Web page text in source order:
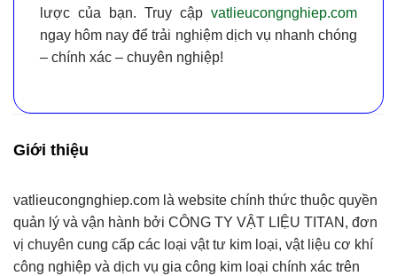
lược của bạn. Truy cập vatlieucongnghiep.com
ngay hôm nay để trải nghiệm dịch vụ nhanh chóng
– chính xác – chuyên nghiệp!
Giới thiệu
vatlieucongnghiep.com là website chính thức thuộc quyền
quản lý và vận hành bởi CÔNG TY VẬT LIỆU TITAN , đơn
vị chuyên cung cấp các loại vật tư kim loại, vật liệu cơ khí
công nghiệp và dịch vụ gia công kim loại chính xác trên